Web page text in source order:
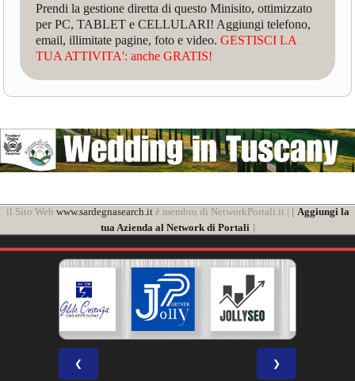
Prendi la gestione diretta di questo Minisito, ottimizzato
per PC, TABLET e CELLULARI! Aggiungi telefono,
email, illimitate pagine, foto e video.GESTISCI LA
TUA ATTIVITA': anche GRATIS!
il Sito Web www.sardegnasearch.itè membro di NetworkPortali.it | [ Aggiungi la
tua Azienda al Network di Portali]
❮ ❯